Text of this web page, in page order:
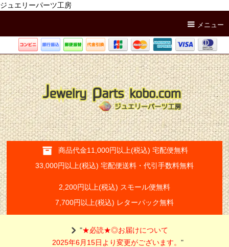
ジュエリーパーツ工房
メニュー
商品代金11,000円以上(税込) 宅配便無料
33,000円以上(税込) 宅配便送料・代引手数料無料
2,200円以上(税込) スモール便無料
7,700円以上(税込) レターパック無料
"★必読★◎お届けについて
2025年6月15日より変更がございます。"